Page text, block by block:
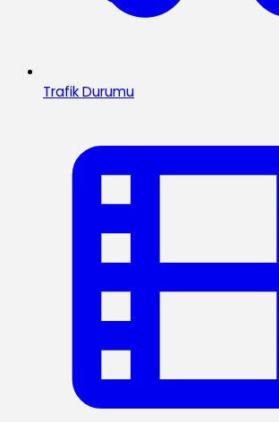
Trafik Durumu